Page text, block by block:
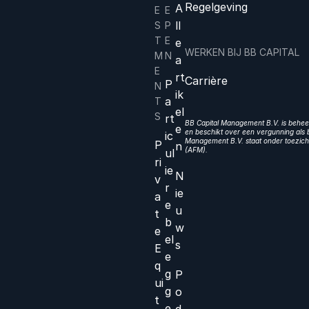
E
S
T
M
E
N
T
S
P
ri
v
a
t
e
E
q
ui
t
E
P
E
N
P
a
rt
ic
ul
ie
r
e
b
el
e
g
g
A
ll
e
a
rt
ik
el
e
n
N
ie
u
w
s
P
o
Regelgeving
WERKEN BIJ BB CAPITAL
Carrière
BB Capital Management B.V. is
en beschikt over een vergunning als
Management B.V. staat onder
(AFM).